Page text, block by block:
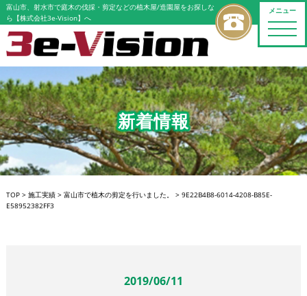
メニュー
toggle
富山市、射水市で庭木の伐採・剪定などの植木屋/造園屋をお探しな
ら【株式会社3e-Vision】へ
新着情報
TOP> 施工実績> 富山市で植木の剪定を行いました。 > 9E22B4B8-6014-4208-B85E-
E58952382FF3
2019/06/11